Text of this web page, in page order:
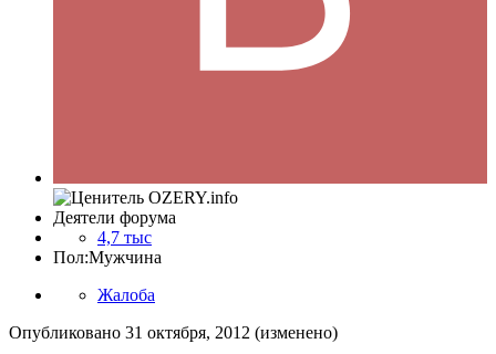
Деятели форума
4,7 тыс
Пол:Мужчина
Жалоба
Опубликовано 31 октября, 2012 (изменено)